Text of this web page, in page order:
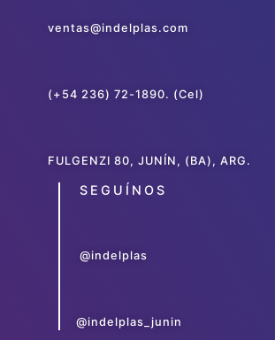
ventas@indelplas.com
(+54 236) 72-1890. (Cel)
FULGENZI 80, JUNÍN, (BA), ARG.
SEGUÍNOS
@indelplas
@indelplas_junin